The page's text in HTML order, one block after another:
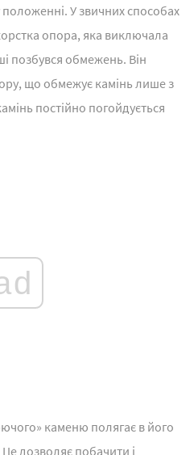
У звичних способах
опора, яка виключала
позбувся обмежень. Він
що обмежує камінь лише з
постійно погойдується
каменю полягає в його
дозволяє побачити і